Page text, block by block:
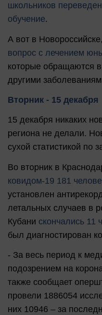
школьников
обучение.
А вот в
вопрос с лечением
которые обращаются
другими
Вторник - 15 декабря
15 декабря никаких
региона не делали.
сухой статистикой по
Во вторник в
ковидом-19 181
установлен
летальных случаев в
Кубани скончались 11
был диагностирован
- За весь период к
подозрением на
также сообщает
провели 1886054
них 10946 – за